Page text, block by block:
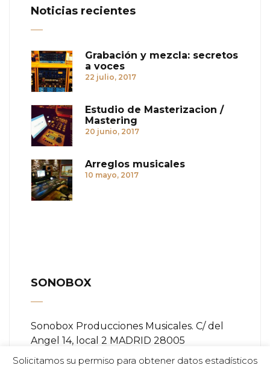
Noticias recientes
Grabación y mezcla: secretos
a voces
22 julio, 2017
Estudio de Masterizacion /
Mastering
20 junio, 2017
Arreglos musicales
10 mayo, 2017
SONOBOX
Sonobox Producciones Musicales. C/ del
Angel 14, local 2 MADRID 28005
Solicitamos su permiso para obtener datos estadísticos